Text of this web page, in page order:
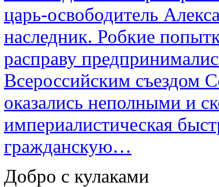
царь-освободитель
наследник. Робкие
расправу
Всероссийским съездом
оказались неполными и
империалистическая
гражданскую…
Добро с кулаками